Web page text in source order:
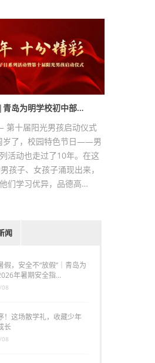
岛为明学校初中部…
第十届阳光男孩启动仪式
岁了，校园特色节日——男
活动也走过了10年。在这
孩子、女孩子涌现出来，
们学习优异，品德高…
闻
假，安全不“放假”｜青岛为
年暑期安全指…
！这场散学礼，收藏少年
长